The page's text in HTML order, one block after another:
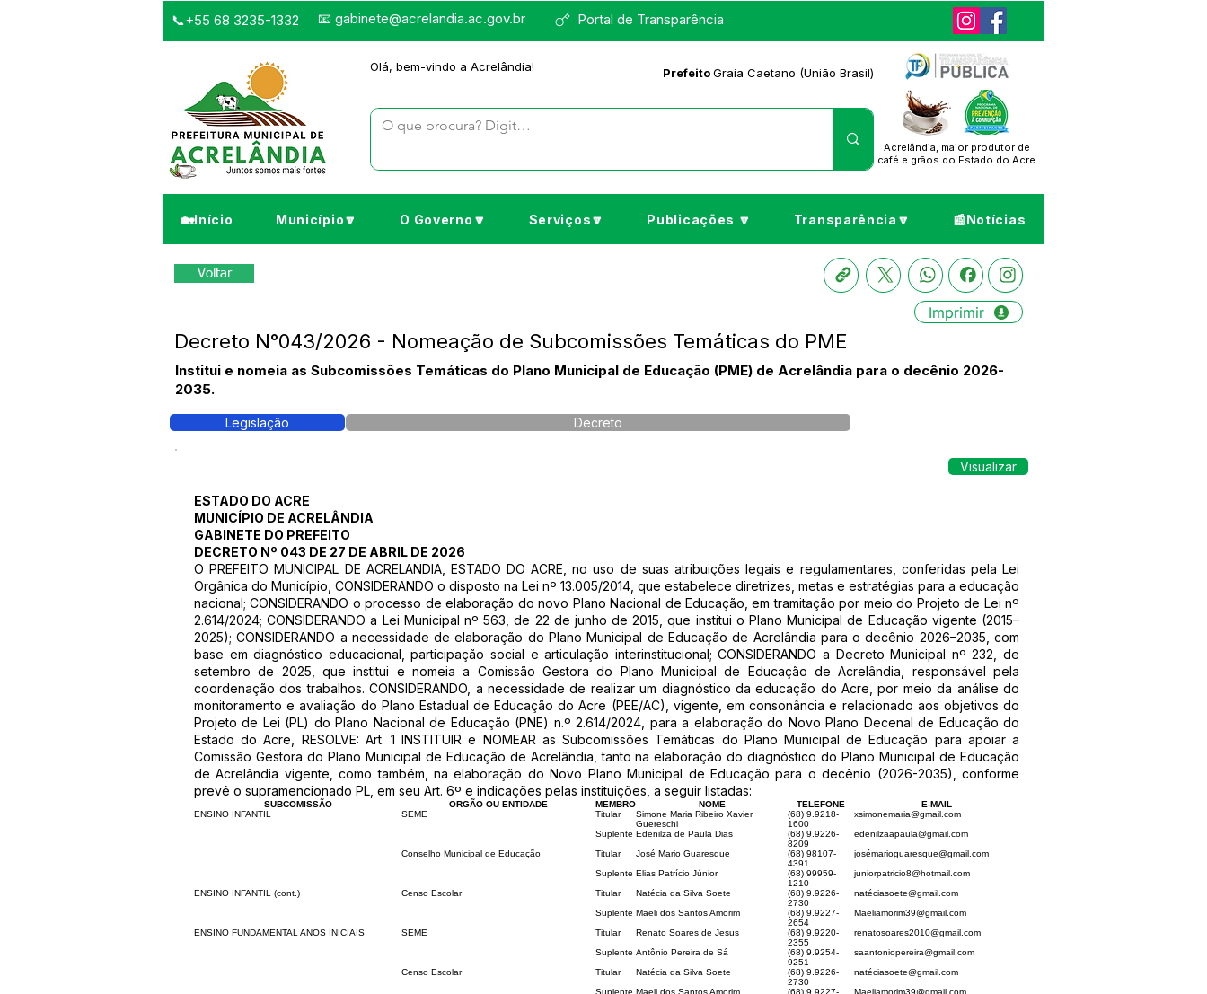
Portal de Transparência
📞+55 68 3235-1332 📧 gabinete@acrelandia.ac.gov.br
Olá, bem-vindo a Acrelândia! PrefeitoGraia Caetano (União Brasil)
Acrelândia, maior produtor de
café e grãos do Estado do Acre
🏡Início Município🔽 O Governo🔽 Serviços🔽 Publicações 🔽 Transparência🔽 📰Notícias
Voltar
Imprimir
Decreto N°043/2026 - Nomeação de Subcomissões Temáticas do PME
Institui e nomeia as Subcomissões Temáticas do Plano Municipal de Educação (PME) de Acrelândia para o decênio 2026-
2035.
Legislação Decreto
Visualizar
ESTADO DO ACRE
MUNICÍPIO DE ACRELÂNDIA
GABINETE DO PREFEITO
DECRETO Nº 043 DE 27 DE ABRIL DE 2026
O PREFEITO MUNICIPAL DE ACRELANDIA, ESTADO DO ACRE, no uso de suas atribuições legais e regulamentares, conferidas pela Lei
Orgânica do Município, CONSIDERANDO o disposto na Lei nº 13.005/2014, que estabelece diretrizes, metas e estratégias para a educação
nacional; CONSIDERANDO o processo de elaboração do novo Plano Nacional de Educação, em tramitação por meio do Projeto de Lei nº
2.614/2024; CONSIDERANDO a Lei Municipal nº 563, de 22 de junho de 2015, que institui o Plano Municipal de Educação vigente (2015–
2025); CONSIDERANDO a necessidade de elaboração do Plano Municipal de Educação de Acrelândia para o decênio 2026–2035, com
base em diagnóstico educacional, participação social e articulação interinstitucional; CONSIDERANDO a Decreto Municipal nº 232, de
setembro de 2025, que institui e nomeia a Comissão Gestora do Plano Municipal de Educação de Acrelândia, responsável pela
coordenação dos trabalhos. CONSIDERANDO, a necessidade de realizar um diagnóstico da educação do Acre, por meio da análise do
monitoramento e avaliação do Plano Estadual de Educação do Acre (PEE/AC), vigente, em consonância e relacionado aos objetivos do
Projeto de Lei (PL) do Plano Nacional de Educação (PNE) n.º 2.614/2024, para a elaboração do Novo Plano Decenal de Educação do
Estado do Acre, RESOLVE: Art. 1 INSTITUIR e NOMEAR as Subcomissões Temáticas do Plano Municipal de Educação para apoiar a
Comissão Gestora do Plano Municipal de Educação de Acrelândia, tanto na elaboração do diagnóstico do Plano Municipal de Educação
de Acrelândia vigente, como também, na elaboração do Novo Plano Municipal de Educação para o decênio (2026-2035), conforme
prevê o supramencionado PL, em seu Art. 6º e indicações pelas instituições, a seguir listadas:
SUBCOMISSÃO ORGÃO OU ENTIDADE MEMBRO NOME TELEFONE
E-MAIL
ENSINO INFANTIL
SEME Titular
Simone Maria Ribeiro Xavier
Guereschi
(68) 9.9218-
1600
xsimonemaria@gmail.com
Suplente Edenilza de Paula Dias
(68) 9.9226-
8209
edenilzaapaula@gmail.com
Conselho Municipal de Educação
Titular José Mario Guaresque
(68) 98107-
4391
josémarioguaresque@gmail.com
Suplente Elias Patrício Júnior
(68) 99959-
1210
juniorpatricio8@hotmail.com
ENSINO INFANTIL (cont.)
Censo Escolar Titular Natécia da Silva Soete
(68) 9.9226-
2730
natéciasoete@gmail.com
Suplente Maeli dos Santos Amorim
(68) 9.9227-
2654
Maeliamorim39@gmail.com
ENSINO FUNDAMENTAL ANOS INICIAIS
SEME Titular Renato Soares de Jesus
(68) 9.9220-
2355
renatosoares2010@gmail.com
Suplente Antônio Pereira de Sá
(68) 9.9254-
9251
saantoniopereira@gmail.com
Censo Escolar
Titular Natécia da Silva Soete
(68) 9.9226-
2730
natéciasoete@gmail.com
Suplente Maeli dos Santos Amorim
(68) 9.9227-
Maeliamorim39@gmail.com